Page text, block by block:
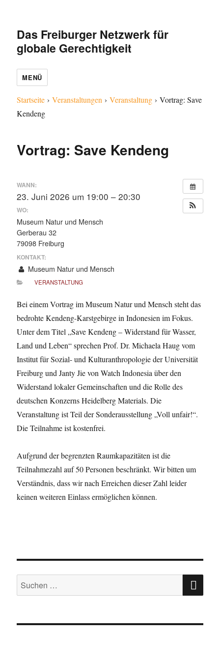
Das Freiburger Netzwerk für
globale Gerechtigkeit
MENÜ
Startseite ›Veranstaltungen ›Veranstaltung ›Vortrag: Save
Kendeng
Vortrag: Save Kendeng
WANN:
23. Juni 2026 um 19:00 – 20:30
WO:
Museum Natur und Mensch
Gerberau 32
79098 Freiburg
KONTAKT:
Museum Natur und Mensch
VERANSTALTUNG
Bei einem Vortrag im Museum Natur und Mensch steht das
bedrohte Kendeng-Karstgebirge in Indonesien im Fokus.
Unter dem Titel „Save Kendeng – Widerstand für Wasser,
Land und Leben“ sprechen Prof. Dr. Michaela Haug vom
Institut für Sozial- und Kulturanthropologie der Universität
Freiburg und Janty Jie von Watch Indonesia über den
Widerstand lokaler Gemeinschaften und die Rolle des
deutschen Konzerns Heidelberg Materials. Die
Veranstaltung ist Teil der Sonderausstellung „Voll unfair!“.
Die Teilnahme ist kostenfrei.
Aufgrund der begrenzten Raumkapazitäten ist die
Teilnahmezahl auf 50 Personen beschränkt. Wir bitten um
Verständnis, dass wir nach Erreichen dieser Zahl leider
keinen weiteren Einlass ermöglichen können.
Suche
nach: